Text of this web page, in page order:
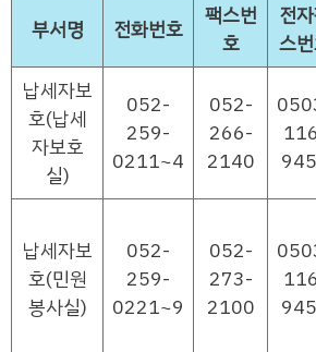
부서명 전화번호
팩스번
호
전
스
납세자보
호(납세
자보호
실)
052-
259-
0211~4
052-
266-
2140
납세자보
호(민원
봉사실)
052-
259-
0221~9
052-
273-
2100